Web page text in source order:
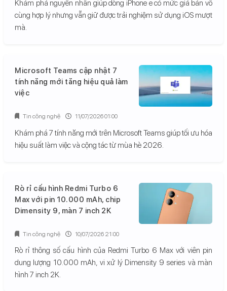
Khám phá nguyên nhân giúp dòng iPhone e có mức giá bán vô
cùng hợp lý nhưng vẫn giữ được trải nghiệm sử dụng iOS mượt
mà.
Microsoft Teams cập nhật 7
tính năng mới tăng hiệu quả làm
việc
Khám phá 7 tính năng mới trên Microsoft Teams giúp tối ưu hóa
hiệu suất làm việc và cộng tác từ mùa hè 2026.
Tin công nghệ 11/07/2026 01:00
Rò rỉ cấu hình Redmi Turbo 6
Max với pin 10.000 mAh, chip
Dimensity 9, màn 7 inch 2K
Rò rỉ thông số cấu hình của Redmi Turbo 6 Max với viên pin
dung lượng 10.000 mAh, vi xử lý Dimensity 9 series và màn
hình 7 inch 2K.
Tin công nghệ 10/07/2026 21:00